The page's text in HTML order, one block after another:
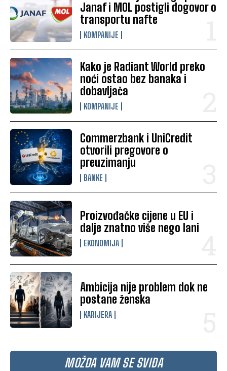
Janaf i MOL postigli dogovor o
transportu nafte
KOMPANIJE
Kako je Radiant World preko
noći ostao bez banaka i
dobavljača
KOMPANIJE
Commerzbank i UniCredit
otvorili pregovore o
preuzimanju
BANKE
Proizvođačke cijene u EU i
dalje znatno više nego lani
EKONOMIJA
Ambicija nije problem dok ne
postane ženska
KARIJERA
MOŽDA VAM SE SVIĐA